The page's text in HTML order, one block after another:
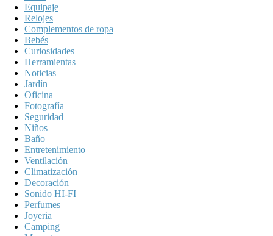
Equipaje
Relojes
Complementos de ropa
Bebés
Curiosidades
Herramientas
Noticias
Jardín
Oficina
Fotografía
Seguridad
Niños
Baño
Entretenimiento
Ventilación
Climatización
Decoración
Sonido HI-FI
Perfumes
Joyeria
Camping